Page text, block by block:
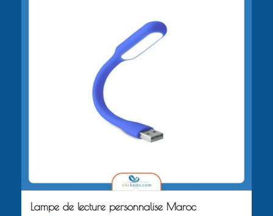
Lampe de lecture personnalise Maroc